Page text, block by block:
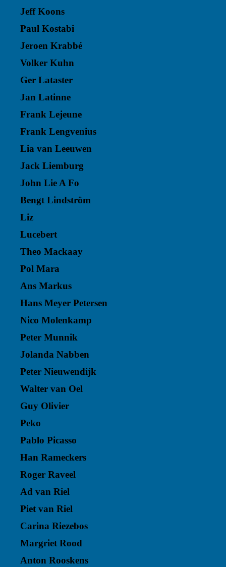
Jeff Koons
Paul Kostabi
Jeroen Krabbé
Volker Kuhn
Ger Lataster
Jan Latinne
Frank Lejeune
Frank Lengvenius
Lia van Leeuwen
Jack Liemburg
John Lie A Fo
Bengt Lindström
Liz
Lucebert
Theo Mackaay
Pol Mara
Ans Markus
Hans Meyer Petersen
Nico Molenkamp
Peter Munnik
Jolanda Nabben
Peter Nieuwendijk
Walter van Oel
Guy Olivier
Peko
Pablo Picasso
Han Rameckers
Roger Raveel
Ad van Riel
Piet van Riel
Carina Riezebos
Margriet Rood
Anton Rooskens